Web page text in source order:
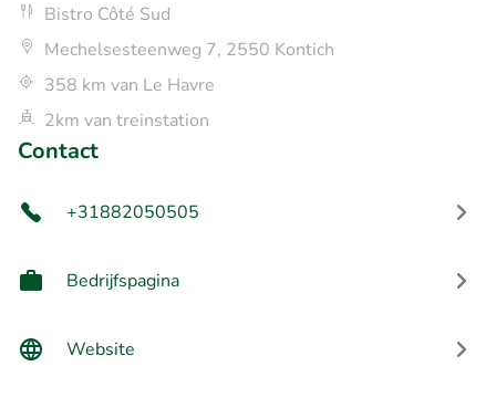
Bistro Côté Sud
Mechelsesteenweg 7, 2550 Kontich
358 km van Le Havre
2km van treinstation
Contact
+31882050505
Bedrijfspagina
Website